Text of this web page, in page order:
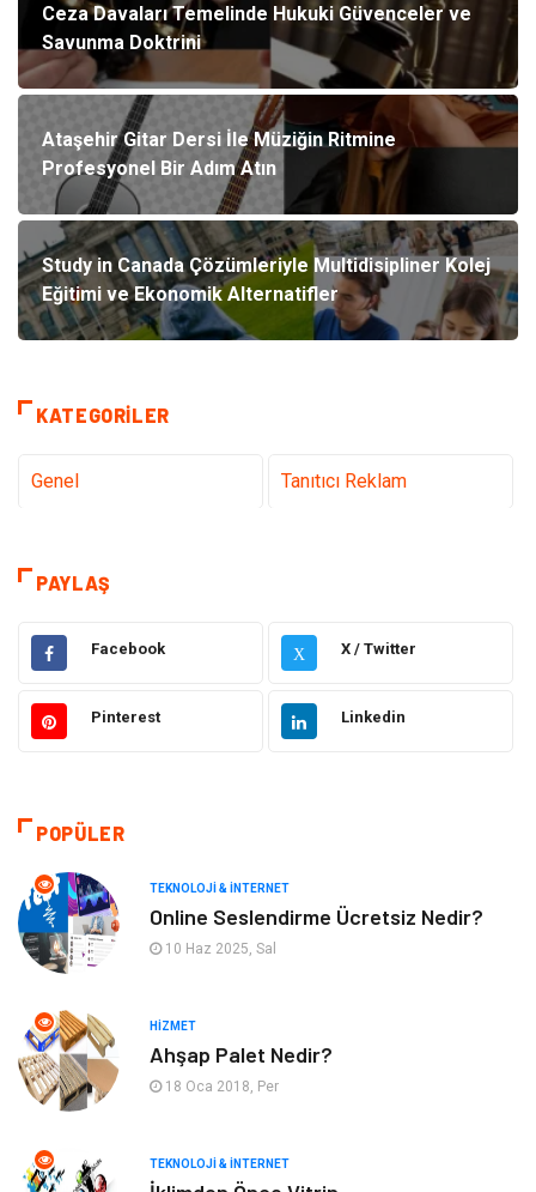
Ceza Davaları Temelinde Hukuki Güvenceler ve
Savunma Doktrini
Ataşehir Gitar Dersi İle Müziğin Ritmine
Profesyonel Bir Adım Atın
Study in Canada Çözümleriyle Multidisipliner Kolej
Eğitimi ve Ekonomik Alternatifler
KATEGORILER
Genel Tanıtıcı Reklam
Hukuk Elektrik Elektronik
Güzellik & Bakım Moda
Giyim
Otomotiv Makine
Gıda
Gayrimenkul
Anne & Çocuk
Bilgisayar & Yazılım Keyif & Hobi
PAYLAŞ
Facebook X X / Twitter
Pinterest Linkedin
POPÜLER
TEKNOLOJI & İNTERNET
Online Seslendirme Ücretsiz Nedir?
10 Haz 2025, Sal
HIZMET
Ahşap Palet Nedir?
18 Oca 2018, Per
TEKNOLOJI & İNTERNET